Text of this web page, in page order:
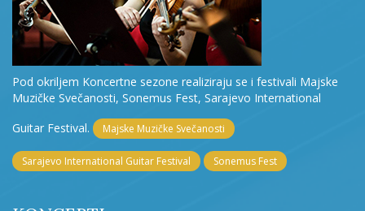
Pod okriljem Koncertne sezone realiziraju se i festivali Majske
Muzičke Svečanosti, Sonemus Fest, Sarajevo International
Guitar Festival.
Majske Muzičke Svečanosti
Sarajevo International Guitar Festival Sonemus Fest